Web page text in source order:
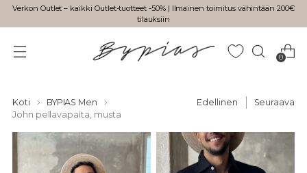
Verkon Outlet – kaikki Outlet-tuotteet -50% | Ilmainen toimitus vähintään 200€
tilauksiin
0
Koti
BYPIAS Men
John pellavapaita, musta
Edellinen Seuraava